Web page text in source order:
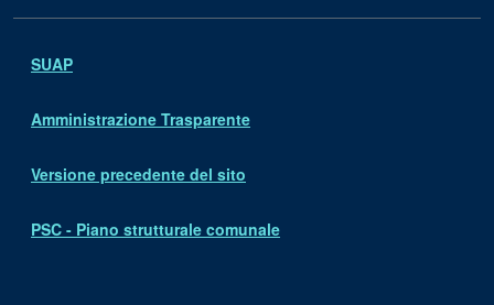
SUAP
Amministrazione Trasparente
Versione precedente del sito
PSC - Piano strutturale comunale